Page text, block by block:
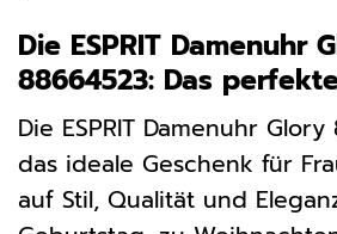
Die ESPRIT Damenuhr
88664523: Das
Die ESPRIT Damenuhr
das ideale Geschenk für
auf Stil, Qualität und